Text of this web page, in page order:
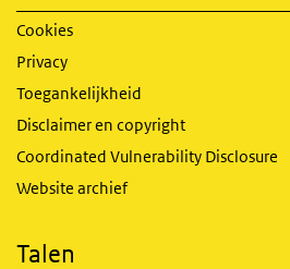
Cookies
Privacy
Toegankelijkheid
Disclaimer en copyright
Coordinated Vulnerability Disclosure
Website archief
Talen